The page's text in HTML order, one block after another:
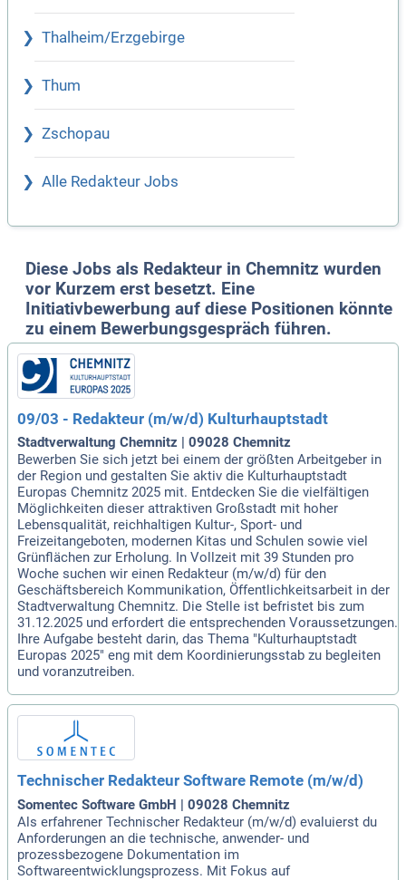
Thalheim/Erzgebirge
Thum
Zschopau
Alle Redakteur Jobs
Diese Jobs als Redakteur in Chemnitz wurden
vor Kurzem erst besetzt. Eine
Initiativbewerbung auf diese Positionen könnte
zu einem Bewerbungsgespräch führen.
09/03 - Redakteur (m/w/d) Kulturhauptstadt
Stadtverwaltung Chemnitz | 09028 Chemnitz
Bewerben Sie sich jetzt bei einem der größten Arbeitgeber in
der Region und gestalten Sie aktiv die Kulturhauptstadt
Europas Chemnitz 2025 mit. Entdecken Sie die vielfältigen
Möglichkeiten dieser attraktiven Großstadt mit hoher
Lebensqualität, reichhaltigen Kultur-, Sport- und
Freizeitangeboten, modernen Kitas und Schulen sowie viel
Grünflächen zur Erholung. In Vollzeit mit 39 Stunden pro
Woche suchen wir einen Redakteur (m/w/d) für den
Geschäftsbereich Kommunikation, Öffentlichkeitsarbeit in der
Stadtverwaltung Chemnitz. Die Stelle ist befristet bis zum
31.12.2025 und erfordert die entsprechenden Voraussetzungen.
Ihre Aufgabe besteht darin, das Thema "Kulturhauptstadt
Europas 2025" eng mit dem Koordinierungsstab zu begleiten
und voranzutreiben.
Technischer Redakteur Software Remote (m/w/d)
Somentec Software GmbH | 09028 Chemnitz
Als erfahrener Technischer Redakteur (m/w/d) evaluierst du
Anforderungen an die technische, anwender- und
prozessbezogene Dokumentation im
Softwareentwicklungsprozess. Mit Fokus auf